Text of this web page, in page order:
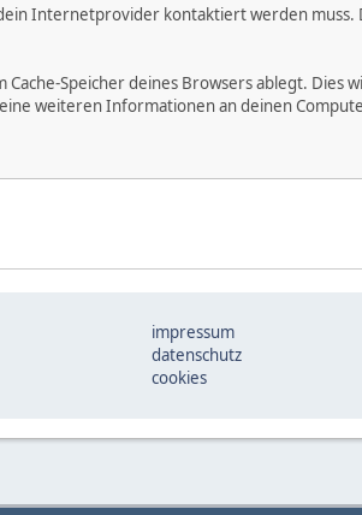
Internetprovider kontaktiert werden muss.
Speicher deines Browsers ablegt. Dies
weiteren Informationen an deinen
impressum
datenschutz
cookies